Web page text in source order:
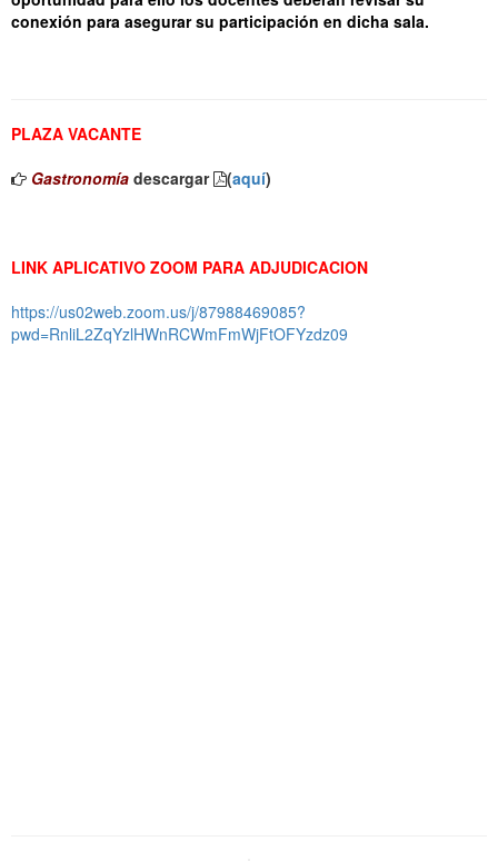
conexión para asegurar su participación en dicha sala.
PLAZA VACANTE
Gastronomía descargar (aquí)
LINK APLICATIVO ZOOM PARA ADJUDICACION
https://us02web.zoom.us/j/87988469085?
pwd=RnliL2ZqYzlHWnRCWmFmWjFtOFYzdz09